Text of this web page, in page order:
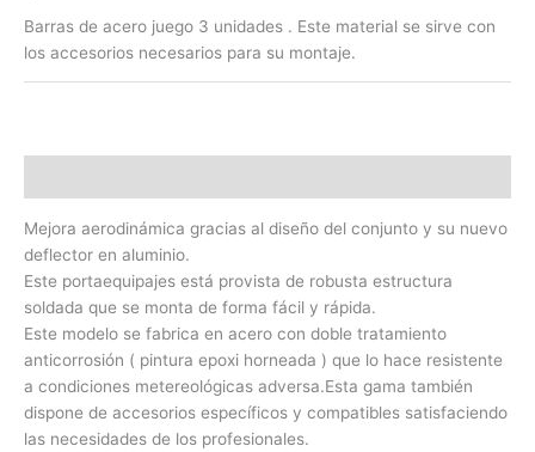
Barras de acero juego 3 unidades . Este material se sirve con
los accesorios necesarios para su montaje.
Mejora aerodinámica gracias al diseño del conjunto y su nuevo
deflector en aluminio.
Este portaequipajes está provista de robusta estructura
soldada que se monta de forma fácil y rápida.
Este modelo se fabrica en acero con doble tratamiento
anticorrosión ( pintura epoxi horneada ) que lo hace resistente
a condiciones metereológicas adversa.Esta gama también
dispone de accesorios específicos y compatibles satisfaciendo
las necesidades de los profesionales.